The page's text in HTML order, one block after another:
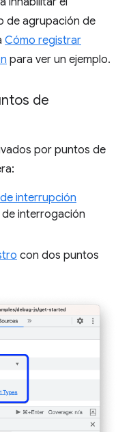
de agrupación de
Cómo registrar
para ver un ejemplo.
de
por puntos de
interrupción
interrogación
con dos puntos